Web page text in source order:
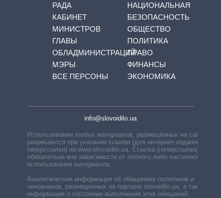
РАДА
КАБИНЕТ
МИНИСТРОВ
ГЛАВЫ
ОБЛАДМИНИСТРАЦИЙ
МЭРЫ
ВСЕ ПЕРСОНЫ
НАЦИОНАЛЬНАЯ
БЕЗОПАСНОСТЬ
ОБЩЕСТВО
ПОЛИТИКА
ПРАВО
ФИНАНСЫ
ЭКОНОМИКА
info@slovoidilo.ua
Использование любых материалов, размещённых на сайте,
разрешается при указании ссылки (для интернет-изданий —
гиперссылки) на www.slovoidilo.ua. Ссылка (гиперссылка)
обязательна вне зависимости от полного либо частичного
использования материалов.
Аналитическая информация об обещаниях политиков и
чиновников, размещенных на портале slovoidilo.ua, а также
информация о состоянии выполнения этих обещаний,